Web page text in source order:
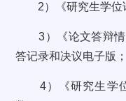
2）《研究生学位
3）《论文答辩情
答记录和决议电子版；
4）《研究生学位